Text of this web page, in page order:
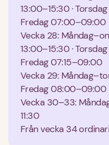
13:00–15:30 ·
Fredag 07:00–09:00
Vecka 28:
13:00–15:30 ·
Fredag 07:15–09:00
Vecka 29:
Fredag 08:00–09:00
Vecka 30–33:
11:30
Från vecka 34